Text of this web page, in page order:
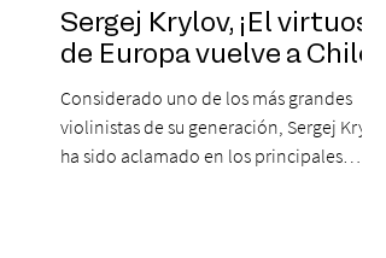
Sergej Krylov, ¡El virtuoso
de Europa vuelve a Chile!
Considerado uno de los más grandes
violinistas de su generación, Sergej Krylov
ha sido aclamado en los principales